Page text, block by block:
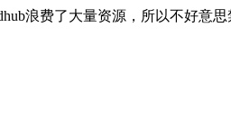
浪费了大量资源，所以不好意思